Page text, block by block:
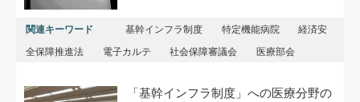
関連キーワード 基幹インフラ制度 特定機能病院
経済安
全保障推進法
電子カルテ 社会保障審議会 医療部会
「基幹インフラ制度」への医療分野の